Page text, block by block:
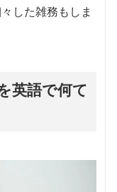
した雑務もしま
英語で何て